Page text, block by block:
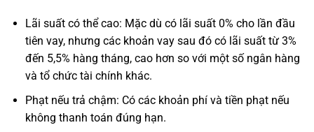
Lãi suất có thể cao: Mặc dù có lãi suất 0% cho lần đầu
tiên vay, nhưng các khoản vay sau đó có lãi suất từ 3%
đến 5,5% hàng tháng, cao hơn so với một số ngân hàng
và tổ chức tài chính khác.
Phạt nếu trả chậm: Có các khoản phí và tiền phạt nếu
không thanh toán đúng hạn.